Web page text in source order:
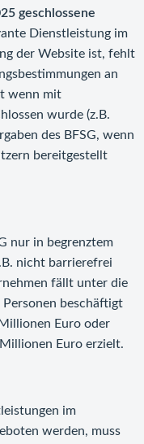
geschlossene
Dienstleistung im
der Website ist, fehlt
an
wenn mit
wurde (z.B.
des BFSG, wenn
bereitgestellt
nur in begrenztem
nicht barrierefrei
fällt unter die
Personen beschäftigt
Euro oder
Euro erzielt.
im
werden, muss